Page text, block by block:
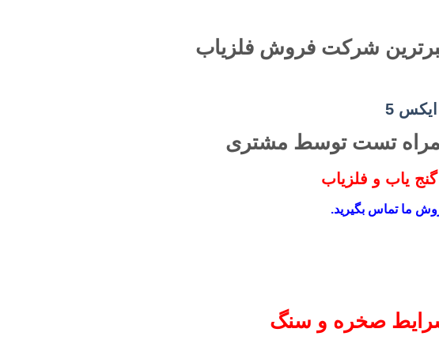
شرکت فروش فلزیاب
همراه تست توسط مشتری
یاب و فلزیاب
ما تماس بگیرید.
صخره و سنگ